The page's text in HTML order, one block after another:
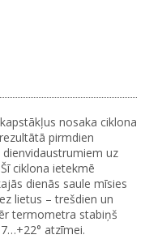
nosaka ciklona
pirmdien
uz
ciklona ietekmē
dienās saule mīsies
lietus – trešdien un
termometra stabiņš
atzīmei.